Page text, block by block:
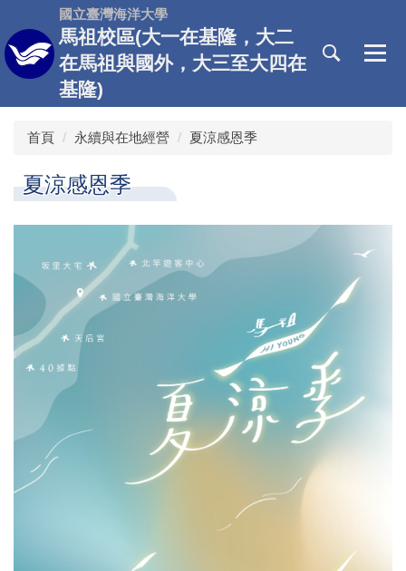
到
主
要
國立臺灣海洋大學
馬祖校區(大一在基隆，大二
在馬祖與國外，大三至大四在
基隆)
首頁 永續與在地經營 夏涼感恩季
夏涼感恩季